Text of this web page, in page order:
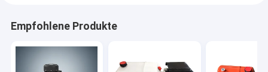
Empfohlene Produkte